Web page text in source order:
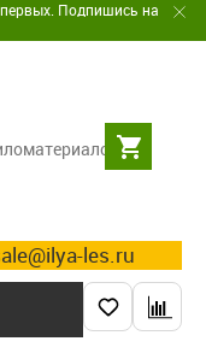
первых. Подпишись на
les.ru